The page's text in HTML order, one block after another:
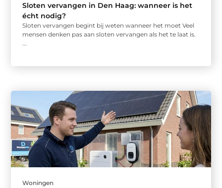
Sloten vervangen in Den Haag: wanneer is het
écht nodig?
Sloten vervangen begint bij weten wanneer het moet Veel
mensen denken pas aan sloten vervangen als het te laat is.
Woningen